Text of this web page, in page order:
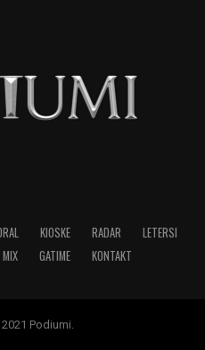
KIOSKE RADAR
LETERSI
MIX GATIME KONTAKT
Podiumi.